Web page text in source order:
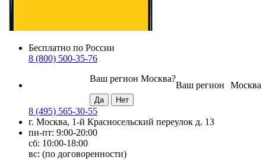
Бесплатно по России
8 (800) 500-35-76
Москва
Ваш регион
Ваш регион Москва?
8 (495) 565-30-55
г. Москва, 1-й Красносельский переулок д. 13
пн-пт: 9:00-20:00
сб: 10:00-18:00
вс: (по договоренности)